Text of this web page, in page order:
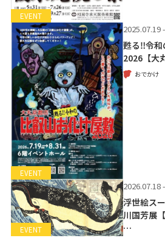
EVENT
EVENT
2025.07.19
甦る‼令和
2026【大
おでかけ
EVENT
2026.07.18
浮世絵ス
川国芳展
…